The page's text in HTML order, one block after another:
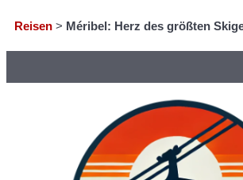
Reisen > Méribel: Herz des größten